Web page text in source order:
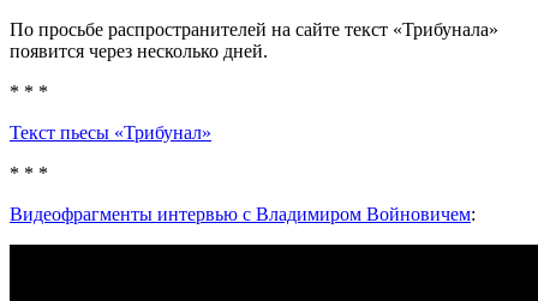
По просьбе распространителей на сайте текст «Трибунала»
появится через несколько дней.
* * *
Текст пьесы «Трибунал»
* * *
Видеофрагменты интервью с Владимиром Войновичем: